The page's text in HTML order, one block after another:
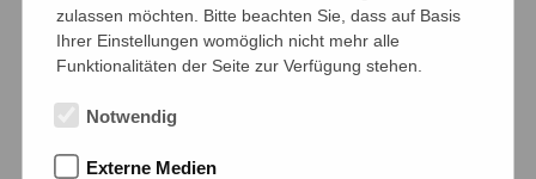
zulassen möchten. Bitte beachten Sie, dass auf Basis
Ihrer Einstellungen womöglich nicht mehr alle
Funktionalitäten der Seite zur Verfügung stehen.
Notwendig
Externe Medien